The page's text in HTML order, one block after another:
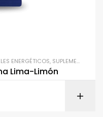
ENERGÉTICOS, SUPLEMENTACIÓN
Lima-Limón